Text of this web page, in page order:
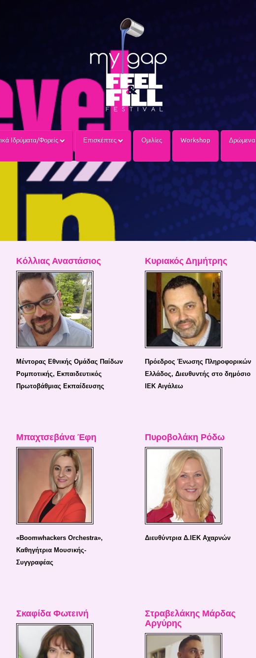
Ιδρύματα/Φορείς Επισκέπτες Ομιλίες Workshop Δρώμενα
Κόλλιας Αναστάσιος
Μέντορας Εθνικής Ομάδας Παίδων
Ρομποτικής, Εκπαιδευτικός
Πρωτοβάθμιας Εκπαίδευσης
Κυριακός Δημήτρης
Πρόεδρος Ένωσης Πληροφορικών
Ελλάδος, Διευθυντής στο δημόσιο
ΙΕΚ Αιγάλεω
Μπαχτσεβάνα Έφη
«Boomwhackers Orchestra»,
Καθηγήτρια Μουσικής-
Συγγραφέας
Πυροβολάκη Ρόδω
Διευθύντρια Δ.ΙΕΚ Αχαρνών
Σκαφίδα Φωτεινή
Στραβελάκης Μάρδας
Αργύρης